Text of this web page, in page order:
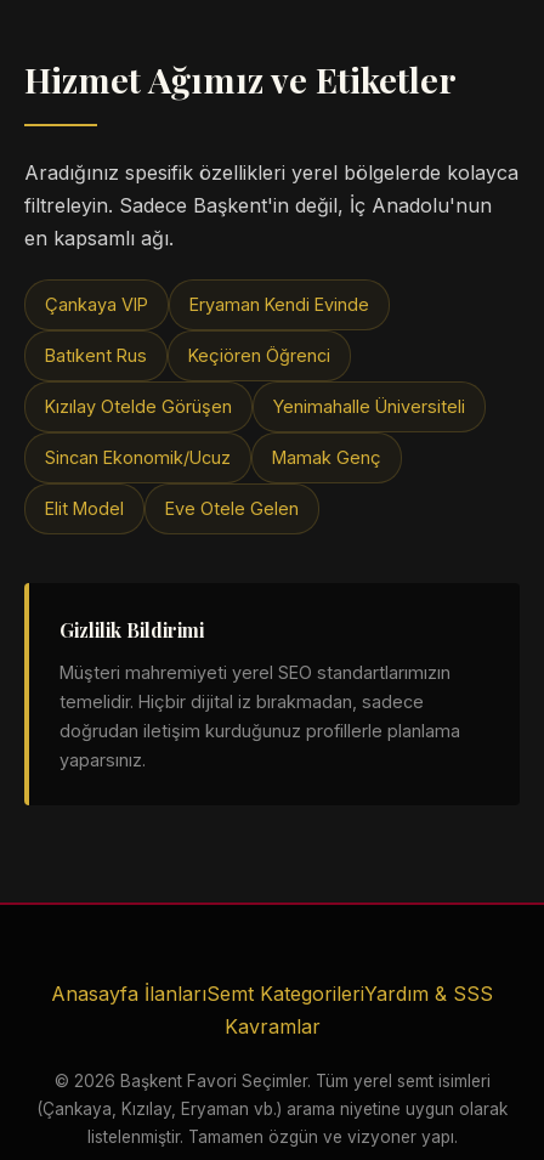
Hizmet Ağımız ve Etiketler
Aradığınız spesifik özellikleri yerel bölgelerde kolayca
filtreleyin. Sadece Başkent'in değil, İç Anadolu'nun
en kapsamlı ağı.
Çankaya VIP Eryaman Kendi Evinde
Batıkent Rus Keçiören Öğrenci
Kızılay Otelde Görüşen Yenimahalle Üniversiteli
Sincan Ekonomik/Ucuz Mamak Genç
Elit Model Eve Otele Gelen
Gizlilik Bildirimi
Müşteri mahremiyeti yerel SEO standartlarımızın
temelidir. Hiçbir dijital iz bırakmadan, sadece
doğrudan iletişim kurduğunuz profillerle planlama
yaparsınız.
Anasayfa İlanlarıSemt KategorileriYardım & SSS
Kavramlar
© 2026 Başkent Favori Seçimler. Tüm yerel semt isimleri
(Çankaya, Kızılay, Eryaman vb.) arama niyetine uygun olarak
listelenmiştir. Tamamen özgün ve vizyoner yapı.